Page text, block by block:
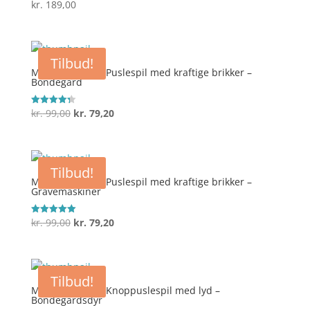
Vurderet
4.1
kr. 189,00
Tilbud!
Melissa & Doug Puslespil med kraftige brikker –
Bondegård
Vurderet
4.3
kr.99,00 Den
var:
kr. 99,00.
kr. 79,20Den
kr. 79,20.
Tilbud!
Melissa & Doug Puslespil med kraftige brikker –
Gravemaskiner
Vurderet
5
kr.99,00 Den
var:
kr. 99,00.
kr. 79,20Den
kr. 79,20.
Tilbud!
Melissa & Doug Knoppuslespil med lyd –
Bondegårdsdyr